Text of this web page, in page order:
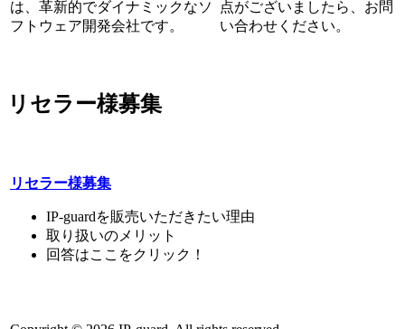
は、革新的でダイナミックなソ
フトウェア開発会社です。
点がございましたら、お問
い合わせください。
リセラー様募集
リセラー様募集
IP-guardを販売いただきたい理由
取り扱いのメリット
回答はここをクリック！